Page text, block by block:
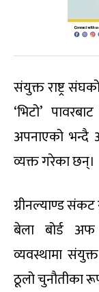
संयुक्त राष्ट्र
‘भिटो’
अपनाएको भन्दै
व्यक्त गरेका छन्।
ग्रीनल्याण्ड
बेला बोर्ड अफ
व्यवस्थामा
ठूलो चुनौतीका